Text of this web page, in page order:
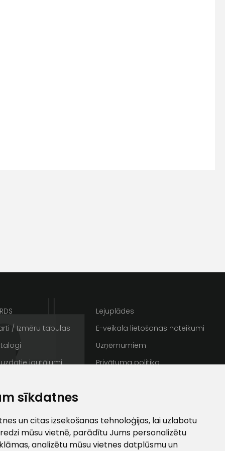
sīkdatnes
un citas izsekošanas tehnoloģijas, lai uzlabotu
mūsu vietnē, parādītu Jums personalizētu
analizētu mūsu vietnes datplūsmu un
/ Izmēru tabulas
uzdotie jautājumi
Galerija
Lejuplādes
E-veikala lietošanas noteikumi
Uzņēmumiem
Privātuma politika
veikala
privātuma politikai
un īpašos piedāvājumus e-